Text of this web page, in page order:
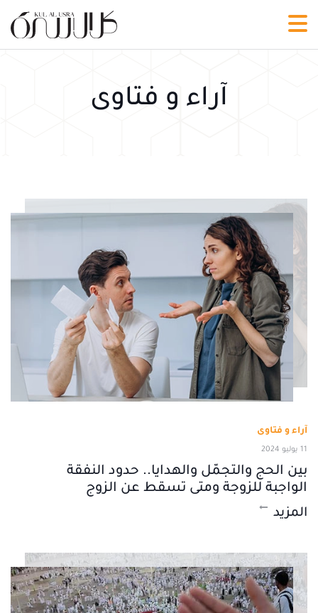
آراء و فتاوى
آراء و فتاوى
11 يوليو 2024
بين الحج والتجمّل والهدايا.. حدود النفقة
الواجبة للزوجة ومتى تسقط عن الزوج
المزيد